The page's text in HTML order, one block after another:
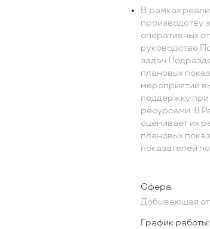
В рамках
производству
оперативных
руководство
задач
плановых
мероприятий
поддержку
ресурсами.
оценивает их
плановых
показателей
Сфера:
Добывающая
График работы: